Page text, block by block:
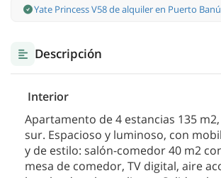
Yate Princess V58 de alquiler en Puerto
Descripción
Interior
Apartamento de 4 estancias 135
sur. Espacioso y luminoso, con
y de estilo: salón-comedor 40 m2
mesa de comedor, TV digital, aire